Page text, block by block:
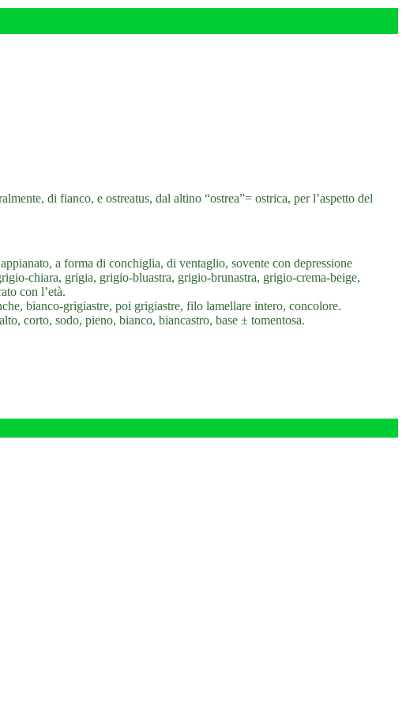
di fianco, e ostreatus, dal altino “ostrea”= ostrica, per l’aspetto del
a forma di conchiglia, di ventaglio, sovente con depressione
chiara, grigia, grigio-bluastra, grigio-brunastra, grigio-crema-beige,
con l’età.
bianco-grigiastre, poi grigiastre, filo lamellare intero, concolore.
corto, sodo, pieno, bianco, biancastro, base ± tomentosa.